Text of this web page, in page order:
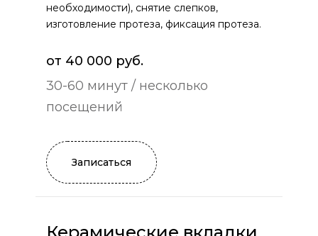
необходимости), снятие слепков,
изготовление протеза, фиксация протеза.
от 40 000 руб.
30-60 минут / несколько
посещений
Записаться